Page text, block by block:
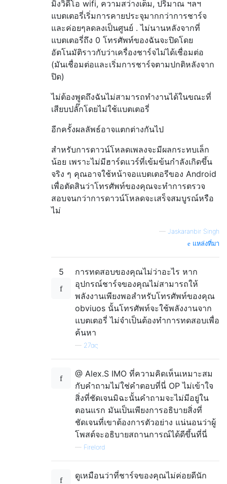
มิ่งวิดีโอ wifi, ความสว่างเต็ม, ปริมาณ ฯลฯ
แบตเตอรี่เริ่มการคายประจุมากกว่าการชาร์จ
และค่อยๆลดลงเป็นศูนย์ . ไม่นานหลังจากที่
แบตเตอรี่ถึง 0 โทรศัพท์ของฉันจะปิดโดย
อัตโนมัติราวกับว่าเครื่องชาร์จไม่ได้เชื่อมต่อ
(มันเชื่อมต่อและเริ่มการชาร์จตามปกติหลังจาก
ปิด)
ไม่ต้องพูดถึงฉันไม่สามารถทำงานได้ในขณะที่
เสียบปลั๊กโดยไม่ใช้แบตเตอรี่
อีกครั้งผลลัพธ์อาจแตกต่างกันไป
สำหรับการดาวน์โหลดเพลงจะมีผลกระทบเล็ก
น้อย เพราะไม่มีฮาร์ดแวร์ที่เข้มข้นกำลังเกิดขึ้น
จริง ๆ คุณอาจใช้หน้าจอแบตเตอรีของ Android
เพื่อตัดสินว่าโทรศัพท์ของคุณจะทำการตรวจ
สอบจนกว่าการดาวน์โหลดจะเสร็จสมบูรณ์หรือ
ไม่
— Jaskaranbir Singh
แหล่งที่มา
5
การทดสอบของคุณไม่ว่าอะไร หาก
อุปกรณ์ชาร์จของคุณไม่สามารถให้
พลังงานเพียงพอสำหรับโทรศัพท์ของคุณ
obviuos นั้นโทรศัพท์จะใช้พลังงานจาก
แบตเตอรี่ ไม่จำเป็นต้องทำการทดสอบเพื่อ
ค้นหา
— 27ας
@ Alex.S IMO ที่ความคิดเห็นเหมาะสม
กับคำถามไม่ใช่คำตอบที่นี่ OP ไม่เข้าใจ
สิ่งที่ชัดเจนมิฉะนั้นคำถามจะไม่มีอยู่ใน
ตอนแรก มันเป็นเพียงการอธิบายสิ่งที่
ชัดเจนที่เขาต้องการตัวอย่าง แน่นอนว่าผู้
โพสต์จะอธิบายสถานการณ์ได้ดีขึ้นที่นี่
— Firelord
ดูเหมือนว่าที่ชาร์จของคุณไม่ค่อยดีนัก